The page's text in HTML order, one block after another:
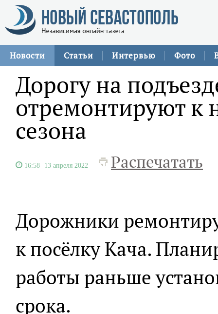
Новости Статьи Интервью Фото
Дорогу на
отремонтируют к
сезона
16:58 13 апреля 2022 Распечатать
Дорожники
к посёлку Кача.
работы раньше
срока.